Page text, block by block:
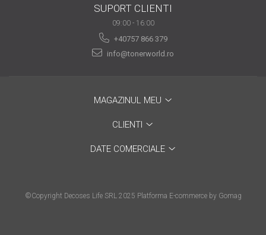
SUPORT CLIENTI
09:00 - 16:00
+40757 866 379
info@tonerworld.ro
MAGAZINUL MEU
CLIENTI
DATE COMERCIALE
©Copyright Decoses Life SRL 2025 Platforma E-commerce by Gomag